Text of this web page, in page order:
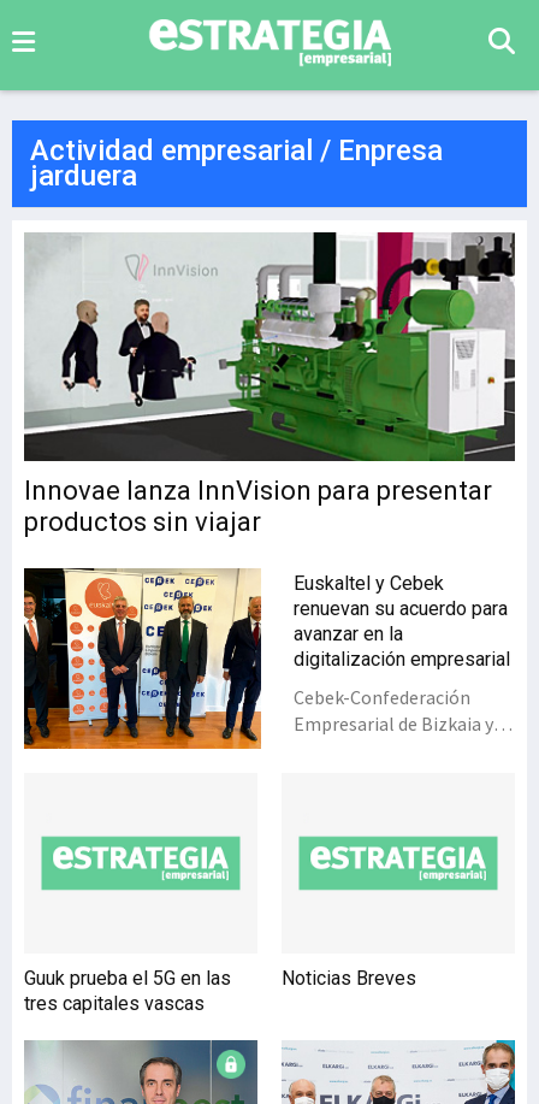
Actividad empresarial / Enpresa
jarduera
Innovae lanza InnVision para presentar
productos sin viajar
Euskaltel y Cebek
renuevan su acuerdo para
avanzar en la
digitalización empresarial
Cebek-Confederación
Empresarial de Bizkaia y el
colaboración con le
renovación de su acuerdo,
que fue ratificado por su
Azpiazu, y, en
Euskaltel, por su
presidente, Xabier Iturbe, y
por el consejero delegado,
Guuk prueba el 5G en las
tres capitales vascas
Noticias Breves